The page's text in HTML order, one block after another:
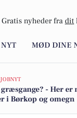
Gratis nyheder fra dit
MØD DINE
JOBNYT
- Her er
i Børkop og omegn